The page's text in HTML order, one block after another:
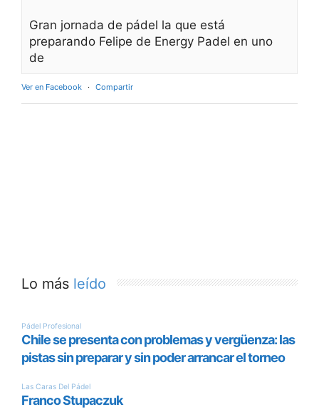
Gran jornada de pádel la que está
preparando Felipe de Energy Padel en uno
de
Ver en Facebook · Compartir
Lo más leído